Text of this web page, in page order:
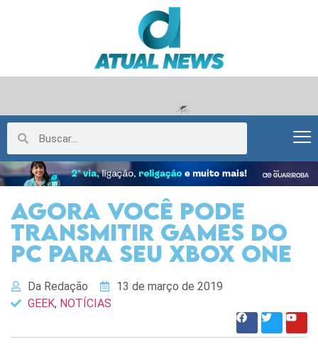
AGORA VOCÊ PODE
TRANSMITIR GAMES DO
PC PARA SEU XBOX ONE
Da Redação
13 de março de 2019
GEEK, NOTÍCIAS